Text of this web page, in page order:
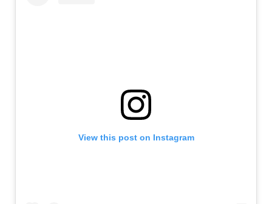
View this post on Instagram